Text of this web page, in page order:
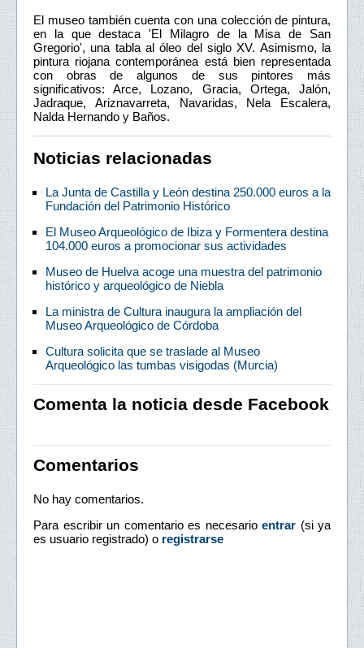
El museo también cuenta con una colección de pintura,
en la que destaca 'El Milagro de la Misa de San
Gregorio', una tabla al óleo del siglo XV. Asimismo, la
pintura riojana contemporánea está bien representada
con obras de algunos de sus pintores más
significativos: Arce, Lozano, Gracia, Ortega, Jalón,
Jadraque, Ariznavarreta, Navaridas, Nela Escalera,
Nalda Hernando y Baños.
Noticias relacionadas
La Junta de Castilla y León destina 250.000 euros a la
Fundación del Patrimonio Histórico
El Museo Arqueológico de Ibiza y Formentera destina
104.000 euros a promocionar sus actividades
Museo de Huelva acoge una muestra del patrimonio
histórico y arqueológico de Niebla
La ministra de Cultura inaugura la ampliación del
Museo Arqueológico de Córdoba
Cultura solicita que se traslade al Museo
Arqueológico las tumbas visigodas (Murcia)
Comenta la noticia desde Facebook
Comentarios
No hay comentarios.
Para escribir un comentario es necesario entrar (si ya
es usuario registrado) o registrarse